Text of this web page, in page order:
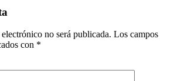
no será publicada. Los campos
con *